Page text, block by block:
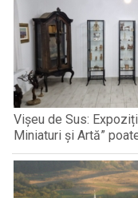
Vișeu de Sus:
Miniaturi și Artă”